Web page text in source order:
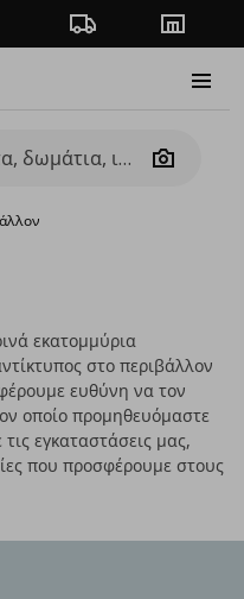
Πορεία παραγγελίας
Camera
εκατομμύρια
στο περιβάλλον
ευθύνη να τον
οποίο προμηθευόμαστε
εγκαταστάσεις μας,
που προσφέρουμε στους